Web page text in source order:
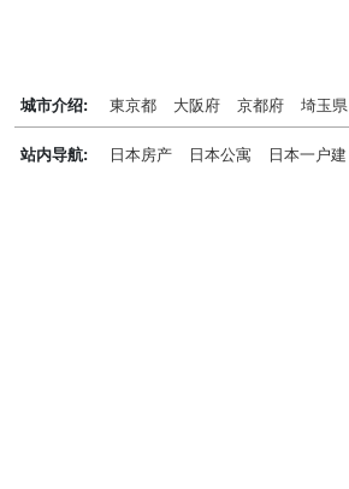
城市介绍: 東京都 大阪府 京都府 埼玉県
千葉県
兵庫県
神奈川県
站内导航:
日本房产 日本公寓 日本一户建